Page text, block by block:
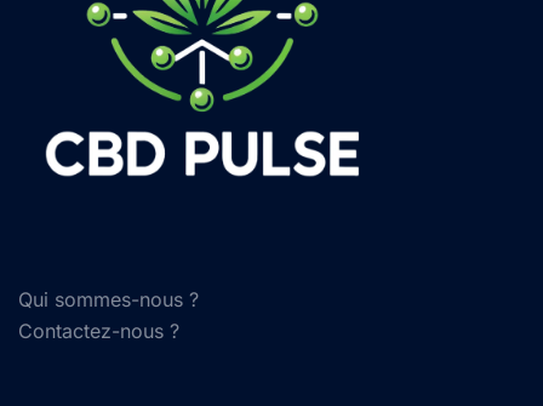
Qui sommes-nous ?
Contactez-nous ?